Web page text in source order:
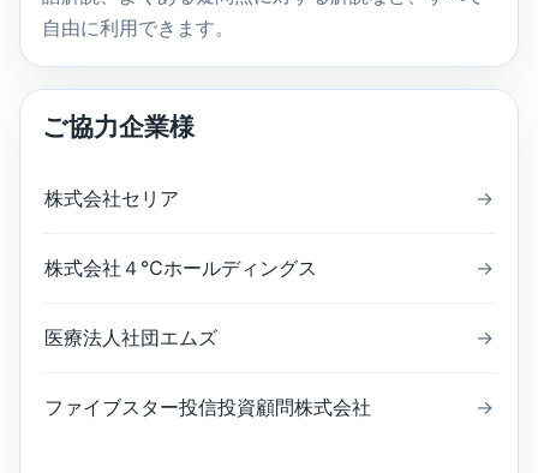
自由に利用できます。
ご協力企業様
株式会社セリア →
株式会社４℃ホールディングス →
医療法人社団エムズ →
ファイブスター投信投資顧問株式会社 →